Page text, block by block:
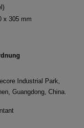
x 305 mm
Industrial Park,
Guangdong, China.